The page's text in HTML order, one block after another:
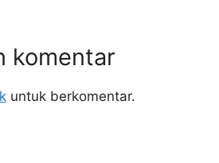
komentar
untuk berkomentar.